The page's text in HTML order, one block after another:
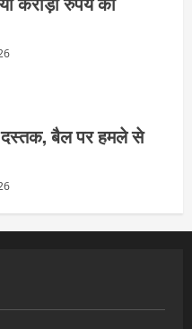
दस्तक, बैल पर हमले से